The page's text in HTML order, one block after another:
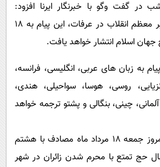
سرگرمی
فناوری
گوناگون
حوادث
محیط زیست
فرهنگی
بین الملل
پیامک
روانشناسی
آشپزی
دانلود
گفت وگو با خبرنگار ایرنا افزود:
همزمان با قرائت پیام رهبر معظم انقلاب در عرفات، این پیام به 18
اسلام انتشار خواهد یافت.
به زبان های عربی، انگلیسی، فرانسه،
روسی، هوسا، سواحیلی، هندی،
آلمانی، چینی، بنگالی و پشتو ترجمه خواهد
بر اساس این گزارش، از امروز جمعه ۱۸ مرداد ماه مصادف با هشتم
حج تمتع با محرم شدن زائران در شهر